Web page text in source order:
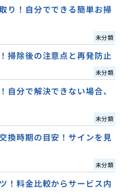
り！自分でできる簡単お掃
未分類
掃除後の注意点と再発防止
未分類
自分で解決できない場合、
未分類
換時期の目安！サインを見
未分類
！料金比較からサービス内